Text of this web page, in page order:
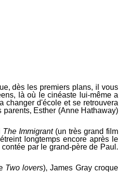
dès les premiers plans, il vous
là où le cinéaste lui-même a
changer d'école et se retrouvera
Esther (Anne Hathaway)
The Immigrant(un très grand film
longtemps encore après le
par le grand-père de Paul.
Two lovers), James Gray croque